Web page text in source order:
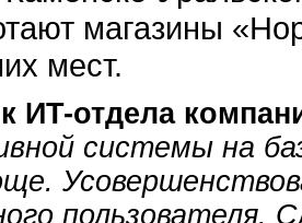
магазины
мест.
ИT-отдела
системы на